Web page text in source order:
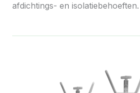
afdichtings- en isolatiebehoeften.